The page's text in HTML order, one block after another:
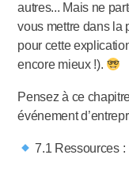
autres... Mais ne
vous mettre dans la
pour cette
encore mieux !).
Pensez à ce
événement
7.1 Ressources :